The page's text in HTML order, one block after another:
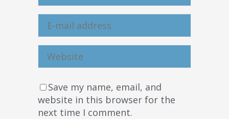
Save my name, email, and
website in this browser for the
next time I comment.